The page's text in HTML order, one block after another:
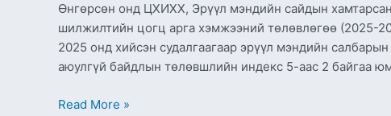
Өнгөрсөн онд ЦХИХХ, Эрүүл мэндийн сайдын
шилжилтийн цогц арга хэмжээний төлөвлөгөө (2025-
2025 онд хийсэн судалгаагаар эрүүл мэндийн
аюулгүй байдлын төлөвшлийн индекс 5-аас 2 байгаа
Read More »